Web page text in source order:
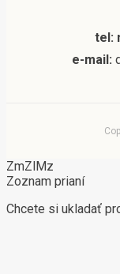
tel:
e-mail:
ZmZlMz
Zoznam prianí
Chcete si ukladať